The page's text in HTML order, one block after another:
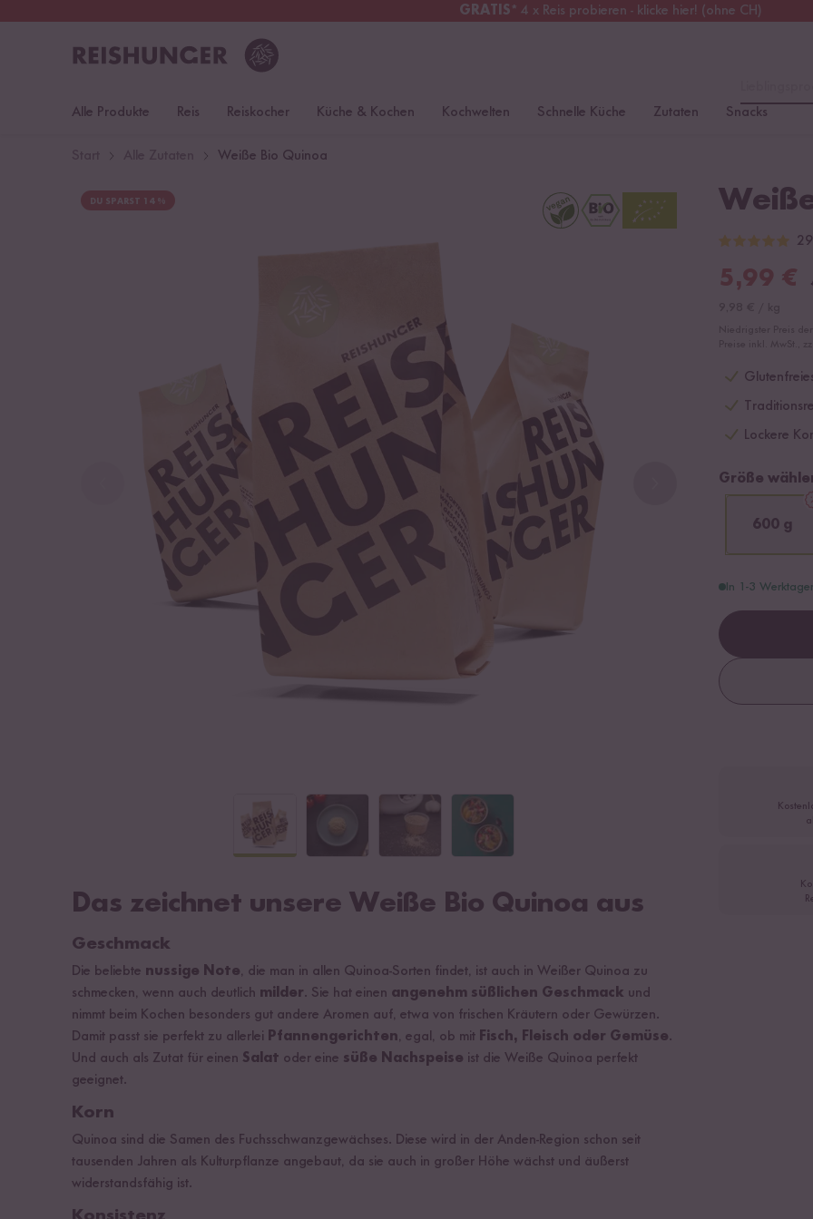
GRATIS* 4 x Reis probieren - klicke hier! (ohne CH)
Kostenloser Versand
Alle Produkte
Reis Reiskocher Küche & Kochen Kochwelten Schnelle Küche Zutaten Snacks
Weiße Bio Quinoa
DU SPARST 14 %
29
5,99 €
Lockere
Größe
600 g
In 1-3
Das zeichnet unsere Weiße Bio Quinoa aus
Geschmack
Die beliebte nussige Note, die man in allen Quinoa-Sorten findet, ist auch in Weißer Quinoa zu
schmecken, wenn auch deutlich milder. Sie hat einen angenehm süßlichen Geschmack und
nimmt beim Kochen besonders gut andere Aromen auf, etwa von frischen Kräutern oder Gewürzen.
Damit passt sie perfekt zu allerlei Pfannengerichten, egal, ob mit Fisch, Fleisch oder Gemüse.
Und auch als Zutat für einen Salat oder eine süße Nachspeise ist die Weiße Quinoa perfekt
geeignet.
Korn
Quinoa sind die Samen des Fuchsschwanzgewächses. Diese wird in der Anden-Region schon seit
tausenden Jahren als Kulturpflanze angebaut, da sie auch in großer Höhe wächst und äußerst
widerstandsfähig ist.